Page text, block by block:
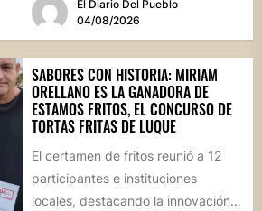
El Diario Del Pueblo
04/08/2026
SABORES CON HISTORIA: MIRIAM
ORELLANO ES LA GANADORA DE
ESTAMOS FRITOS, EL CONCURSO DE
TORTAS FRITAS DE LUQUE
El certamen de fritos reunió a 12
participantes e instituciones
locales, destacando la innovación